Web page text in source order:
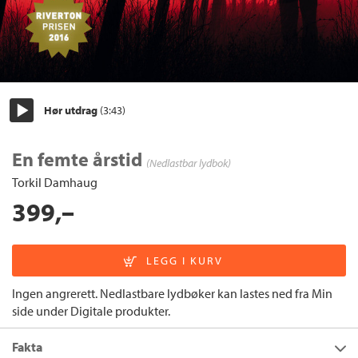
Hør utdrag (3:43)
En femte årstid (Nedlastbar lydbok)
Torkil Damhaug
399,–
Ingen angrerett. Nedlastbare lydbøker kan lastes ned fra Min
side under Digitale produkter.
Fakta